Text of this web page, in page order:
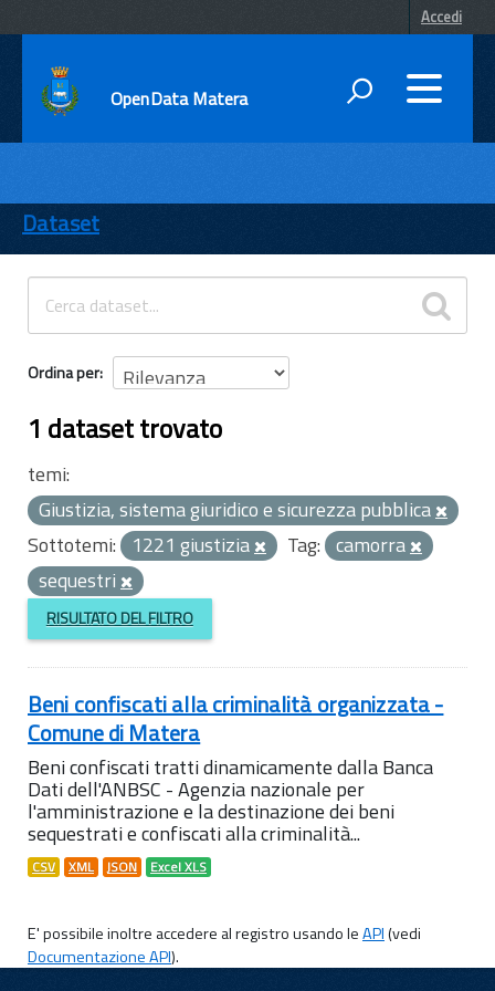
Accedi
OpenData Matera
ENTI
TEMI
INFORMAZIONI
Dataset
Ordina per
1 dataset trovato
temi:
Giustizia, sistema giuridico e sicurezza pubblica
Sottotemi:
1221 giustizia Tag: camorra
sequestri
RISULTATO DEL FILTRO
Beni confiscati alla criminalità organizzata -
Comune di Matera
Beni confiscati tratti dinamicamente dalla Banca
Dati dell'ANBSC - Agenzia nazionale per
l'amministrazione e la destinazione dei beni
sequestrati e confiscati alla criminalità...
CSV XML JSON Excel XLS
E' possibile inoltre accedere al registro usando leAPI(vedi
Documentazione API).